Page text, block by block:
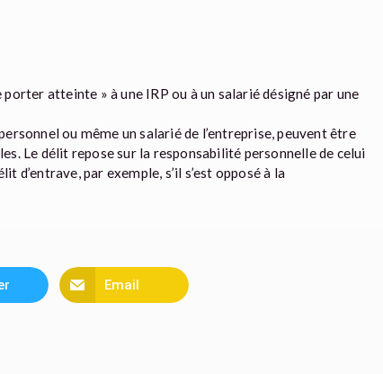
atteinte » à une IRP ou à un salarié désigné par une
ou même un salarié de l’entreprise, peuvent être
Le délit repose sur la responsabilité personnelle de celui
par exemple, s’il s’est opposé à la
Email